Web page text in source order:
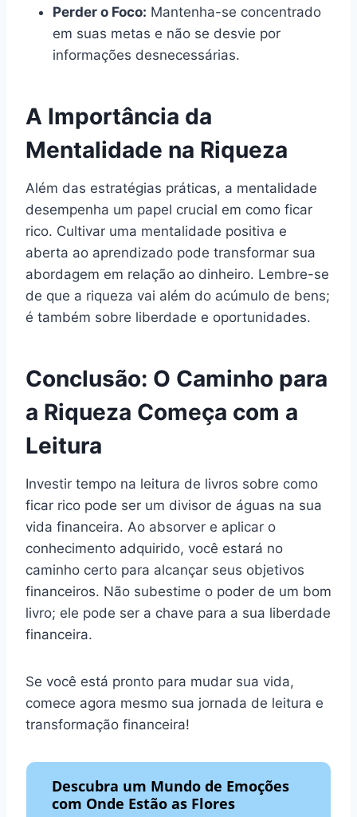
Perder o Foco: Mantenha-se concentrado
em suas metas e não se desvie por
informações desnecessárias.
A Importância da
Mentalidade na Riqueza
Além das estratégias práticas, a mentalidade
desempenha um papel crucial em como ficar
rico. Cultivar uma mentalidade positiva e
aberta ao aprendizado pode transformar sua
abordagem em relação ao dinheiro. Lembre-se
de que a riqueza vai além do acúmulo de bens;
é também sobre liberdade e oportunidades.
Conclusão: O Caminho para
a Riqueza Começa com a
Leitura
Investir tempo na leitura de livros sobre como
ficar rico pode ser um divisor de águas na sua
vida financeira. Ao absorver e aplicar o
conhecimento adquirido, você estará no
caminho certo para alcançar seus objetivos
financeiros. Não subestime o poder de um bom
livro; ele pode ser a chave para a sua liberdade
financeira.
Se você está pronto para mudar sua vida,
comece agora mesmo sua jornada de leitura e
transformação financeira!
Descubra um Mundo de Emoções
com Onde Estão as Flores